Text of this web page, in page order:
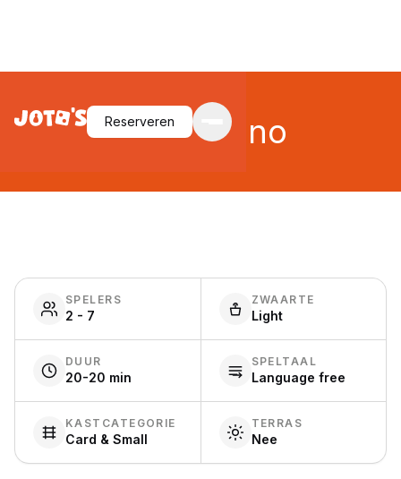
Reserveren
Pick-omino
SPELERS
2 - 7
ZWAARTE
Light
DUUR
20-20 min
SPELTAAL
Language free
KASTCATEGORIE
Card & Small
TERRAS
Nee